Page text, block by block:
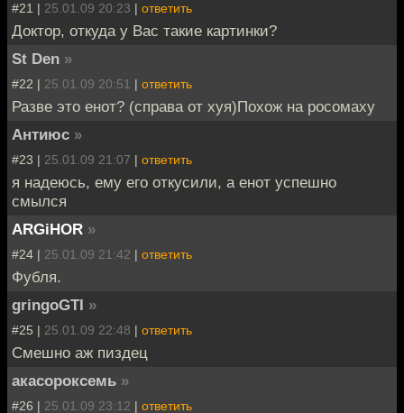
#21 | 25.01.09 20:23 | ответить
Доктор, откуда у Вас такие картинки?
St Den »
#22 | 25.01.09 20:51 | ответить
Разве это енот? (справа от хуя)Похож на росомаху
Антиюс »
#23 | 25.01.09 21:07 | ответить
я надеюсь, ему его откусили, а енот успешно
смылся
ARGiHOR »
#24 | 25.01.09 21:42 | ответить
Фубля.
gringoGTI »
#25 | 25.01.09 22:48 | ответить
Смешно аж пиздец
акасороксемь »
#26 | 25.01.09 23:12 | ответить